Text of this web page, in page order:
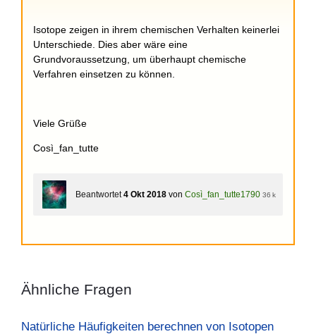
Isotope zeigen in ihrem chemischen Verhalten keinerlei
Unterschiede. Dies aber wäre eine
Grundvoraussetzung, um überhaupt chemische
Verfahren einsetzen zu können.
Viele Grüße
Così_fan_tutte
Beantwortet 4 Okt 2018 von Così_fan_tutte1790 36 k
Ähnliche Fragen
Natürliche Häufigkeiten berechnen von Isotopen